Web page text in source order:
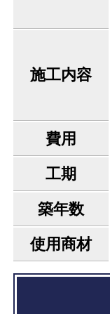
施工内容
費用
工期
築年数
使用商材